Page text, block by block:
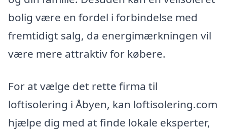
bolig være en fordel i forbindelse med
fremtidigt salg, da energimærkningen vil
være mere attraktiv for købere.
For at vælge det rette firma til
loftisolering i Åbyen, kan loftisolering.com
hjælpe dig med at finde lokale eksperter,